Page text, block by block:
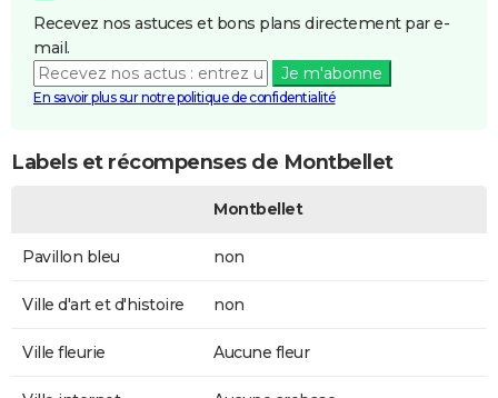
Recevez nos astuces et bons plans directement par e-
mail.
Je m'abonne
En savoir plus sur notre politique de confidentialité
Labels et récompenses de Montbellet
Montbellet
Pavillon bleu non
Ville d'art et d'histoire non
Ville fleurie Aucune fleur